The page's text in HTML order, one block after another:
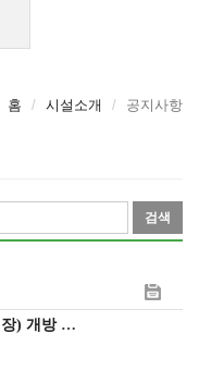
홈 시설소개 공지사항
계명원 시설(운동장 및 수영장) 개방 안내